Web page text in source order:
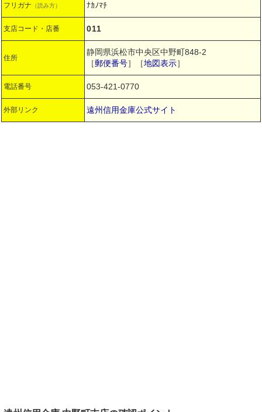
フリガナ （読み方） ﾅｶﾉﾏﾁ
支店コード・店番 011
住所
静岡県浜松市中央区中野町848-2
［郵便番号］［地図表示］
電話番号 053-421-0770
外部リンク 遠州信用金庫公式サイト